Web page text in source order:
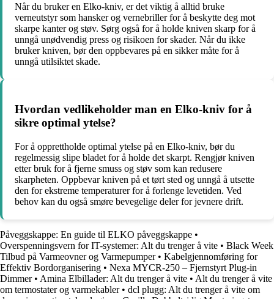
Når du bruker en Elko-kniv, er det viktig å alltid bruke
verneutstyr som hansker og vernebriller for å beskytte deg mot
skarpe kanter og støv. Sørg også for å holde kniven skarp for å
unngå unødvendig press og risikoen for skader. Når du ikke
bruker kniven, bør den oppbevares på en sikker måte for å
unngå utilsiktet skade.
Hvordan vedlikeholder man en Elko-kniv for å
sikre optimal ytelse?
For å opprettholde optimal ytelse på en Elko-kniv, bør du
regelmessig slipe bladet for å holde det skarpt. Rengjør kniven
etter bruk for å fjerne smuss og støv som kan redusere
skarpheten. Oppbevar kniven på et tørt sted og unngå å utsette
den for ekstreme temperaturer for å forlenge levetiden. Ved
behov kan du også smøre bevegelige deler for jevnere drift.
Påveggskappe: En guide til ELKO påveggskappe •
Overspenningsvern for IT-systemer: Alt du trenger å vite • Black Week
Tilbud på Varmeovner og Varmepumper• Kabelgjennomføring for
Effektiv Bordorganisering • Nexa MYCR-250 – Fjernstyrt Plug-in
Dimmer• Amina Elbillader: Alt du trenger å vite • Alt du trenger å vite
om termostater og varmekabler• dcl plugg: Alt du trenger å vite om